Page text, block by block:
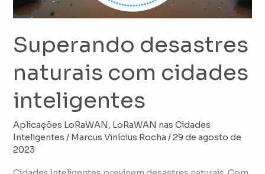
Superando desastres
naturais com cidades
inteligentes
Aplicações LoRaWAN, LoRaWAN nas Cidades
Inteligentes / Marcus Vinícius Rocha/29 de agosto de
2023